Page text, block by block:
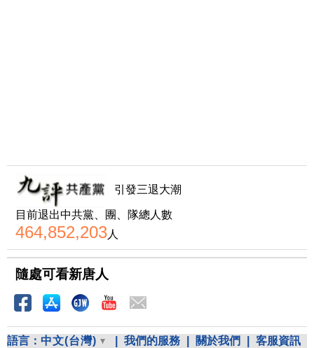
引發三退大潮
目前退出中共黨、團、隊總人數
464,852,203人
隨處可看新唐人
語言： 中文(台灣) 我們的服務 關於我們 客服資訊